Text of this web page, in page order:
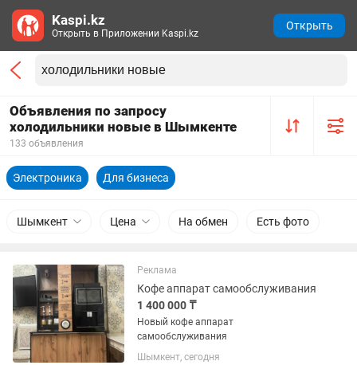
Объявления по запросу
холодильники новые в Шымкенте
133 объявления
Электроника Для бизнеса
Шымкент Цена На обмен Есть фото
Реклама
Кофе аппарат самообслуживания
1 400 000 ₸
Новый кофе аппарат
самообслуживания
Шымкент, сегодня
Kaspi.kz
Открыть в Приложении Kaspi.kz
Открыть